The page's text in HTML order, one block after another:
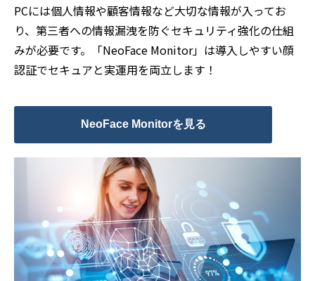
PCには個人情報や顧客情報など大切な情報が入ってお
り、第三者への情報漏洩を防ぐセキュリティ強化の仕組
みが必要です。「NeoFace Monitor」は導入しやすい顔
認証でセキュアと実運用を両立します！
NeoFace Monitorを見る